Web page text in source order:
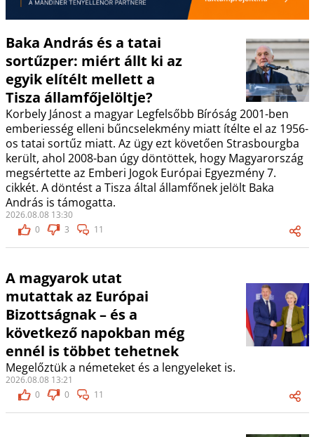
Baka András és a tatai
sortűzper: miért állt ki az
egyik elítélt mellett a
Tisza államfőjelöltje?
Korbely Jánost a magyar Legfelsőbb Bíróság 2001-ben
emberiesség elleni bűncselekmény miatt ítélte el az 1956-
os tatai sortűz miatt. Az ügy ezt követően Strasbourgba
került, ahol 2008-ban úgy döntöttek, hogy Magyarország
megsértette az Emberi Jogok Európai Egyezmény 7.
cikkét. A döntést a Tisza által államfőnek jelölt Baka
András is támogatta.
2026.08.08 13:30
0
3 11
A magyarok utat
mutattak az Európai
Bizottságnak – és a
következő napokban még
ennél is többet tehetnek
Megelőztük a németeket és a lengyeleket is.
2026.08.08 13:21
0
0 11